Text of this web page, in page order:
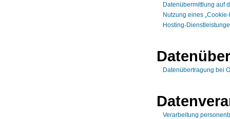
Datenübermittlung auf
Nutzung eines
Hosting-
Datenübertragung bei
Verarbeitung